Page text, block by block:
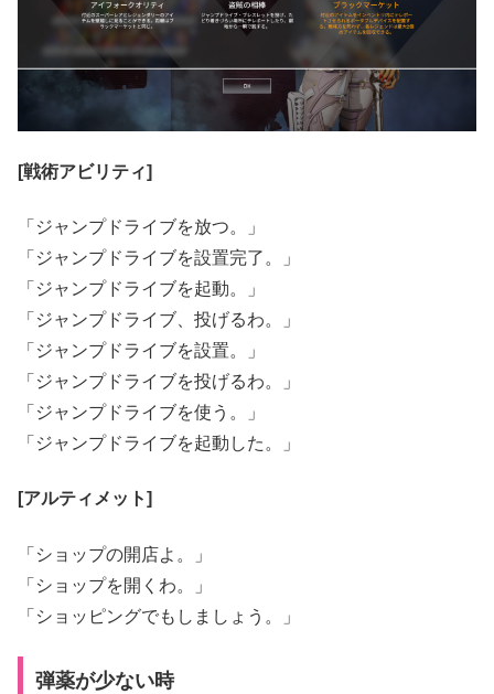
[戦術アビリティ]
「ジャンプドライブを放つ。」
「ジャンプドライブを設置完了。」
「ジャンプドライブを起動。」
「ジャンプドライブ、投げるわ。」
「ジャンプドライブを設置。」
「ジャンプドライブを投げるわ。」
「ジャンプドライブを使う。」
「ジャンプドライブを起動した。」
[アルティメット]
「ショップの開店よ。」
「ショップを開くわ。」
「ショッピングでもしましょう。」
弾薬が少ない時